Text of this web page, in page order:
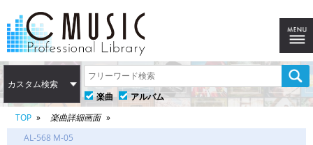
カスタム検索
楽曲
アルバム
TOP
楽曲詳細画面
AL-568 M-05